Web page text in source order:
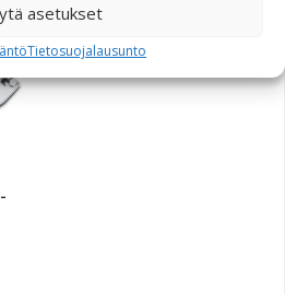
asetukset
Tietosuojalausunto